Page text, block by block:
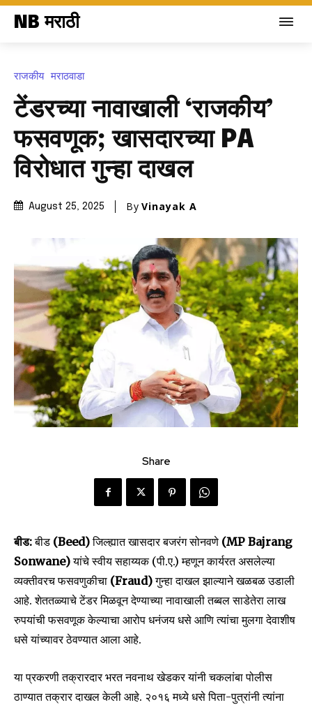
NB मराठी
राजकीय मराठवाडा
टेंडरच्या नावाखाली ‘राजकीय’
फसवणूक; खासदारच्या PA
विरोधात गुन्हा दाखल
August 25, 2025 By Vinayak A
Share
बीड:बीड (Beed)जिल्ह्यात खासदार बजरंग सोनवणे (MP Bajrang
Sonwane)यांचे स्वीय सहाय्यक (पी.ए.) म्हणून कार्यरत असलेल्या
व्यक्तीवरच फसवणुकीचा (Fraud)गुन्हा दाखल झाल्याने खळबळ उडाली
आहे. शेततळ्याचे टेंडर मिळवून देण्याच्या नावाखाली तब्बल साडेतेरा लाख
रुपयांची फसवणूक केल्याचा आरोप धनंजय धसे आणि त्यांचा मुलगा देवाशीष
धसे यांच्यावर ठेवण्यात आला आहे.
या प्रकरणी तक्रारदार भरत नवनाथ खेडकर यांनी चकलांबा पोलीस
ठाण्यात तक्रार दाखल केली आहे. २०१६ मध्ये धसे पिता-पुत्रांनी त्यांना